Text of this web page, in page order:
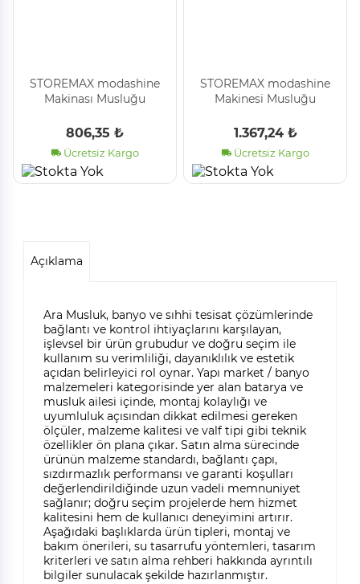
STOREMAX modashine
Makinası Musluğu
806,35 ₺
Ücretsiz Kargo
STOREMAX modashine
Makinesi Musluğu
1.367,24 ₺
Ücretsiz Kargo
Açıklama
Ara Musluk, banyo ve sıhhi tesisat çözümlerinde
bağlantı ve kontrol ihtiyaçlarını karşılayan,
işlevsel bir ürün grubudur ve doğru seçim ile
kullanım su verimliliği, dayanıklılık ve estetik
açıdan belirleyici rol oynar. Yapı market / banyo
malzemeleri kategorisinde yer alan batarya ve
musluk ailesi içinde, montaj kolaylığı ve
uyumluluk açısından dikkat edilmesi gereken
ölçüler, malzeme kalitesi ve valf tipi gibi teknik
özellikler ön plana çıkar. Satın alma sürecinde
ürünün malzeme standardı, bağlantı çapı,
sızdırmazlık performansı ve garanti koşulları
değerlendirildiğinde uzun vadeli memnuniyet
sağlanır; doğru seçim projelerde hem hizmet
kalitesini hem de kullanıcı deneyimini artırır.
Aşağıdaki başlıklarda ürün tipleri, montaj ve
bakım önerileri, su tasarrufu yöntemleri, tasarım
kriterleri ve satın alma rehberi hakkında ayrıntılı
bilgiler sunulacak şekilde hazırlanmıştır.